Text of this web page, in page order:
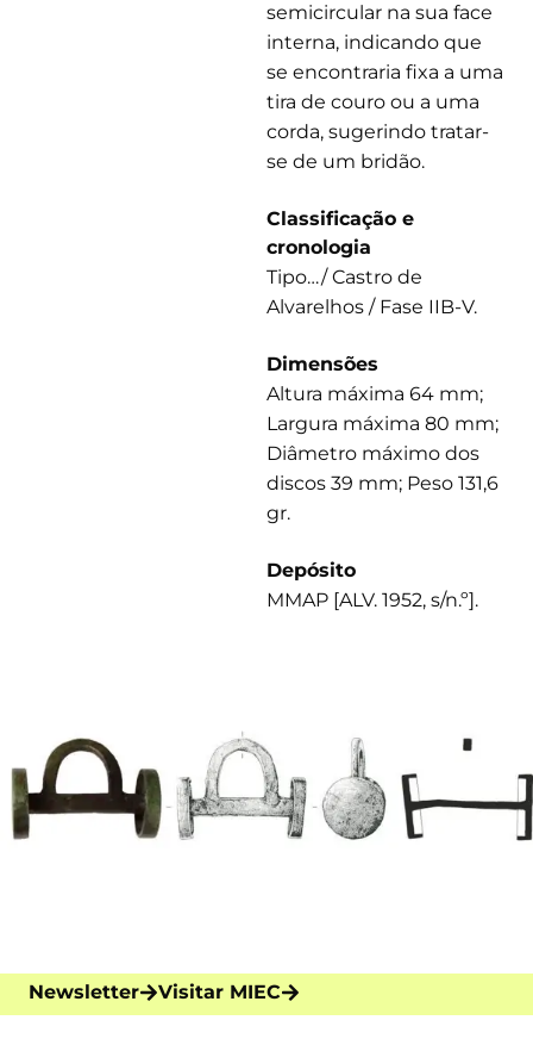
semicircular na sua face
interna, indicando que
se encontraria fixa a uma
tira de couro ou a uma
corda, sugerindo tratar-
se de um bridão.
Classificação e
cronologia
Tipo…/ Castro de
Alvarelhos / Fase IIB-V.
Dimensões
Altura máxima 64 mm;
Largura máxima 80 mm;
Diâmetro máximo dos
discos 39 mm; Peso 131,6
gr.
Depósito
MMAP [ALV. 1952, s/n.º].
Newsletter Visitar MIEC